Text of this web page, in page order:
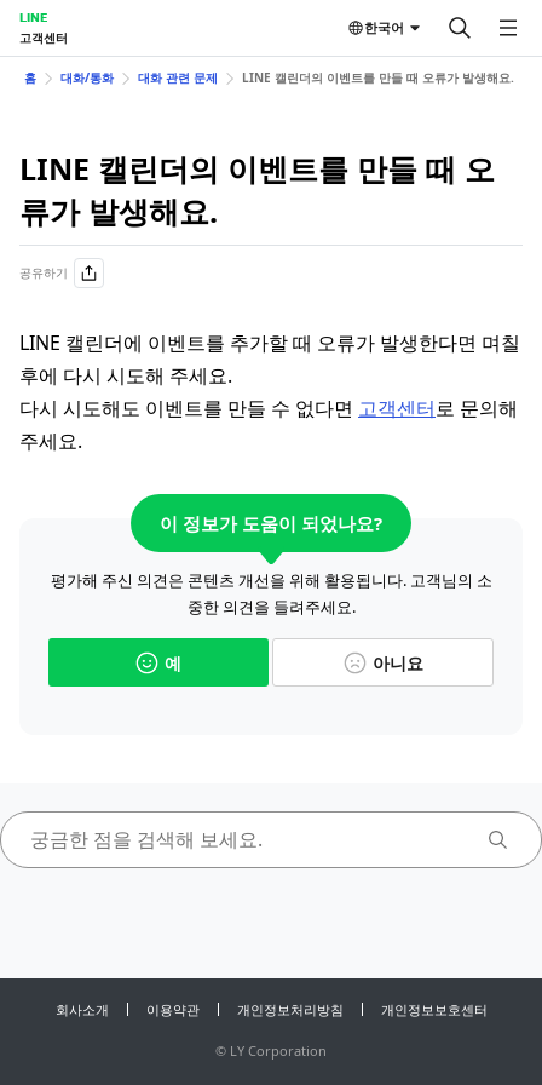
LINE
고객센터
한국어
홈 대화/통화 대화 관련 문제 LINE 캘린더의 이벤트를 만들 때 오류가 발생해요.
LINE 캘린더의 이벤트를 만들 때 오
류가 발생해요.
공유하기
LINE 캘린더에 이벤트를 추가할 때 오류가 발생한다면 며칠
후에 다시 시도해 주세요.
다시 시도해도 이벤트를 만들 수 없다면 고객센터로 문의해
주세요.
이 정보가 도움이 되었나요?
평가해 주신 의견은 콘텐츠 개선을 위해 활용됩니다. 고객님의 소
중한 의견을 들려주세요.
예 아니요
회사소개 이용약관 개인정보처리방침 개인정보보호센터
© LY Corporation